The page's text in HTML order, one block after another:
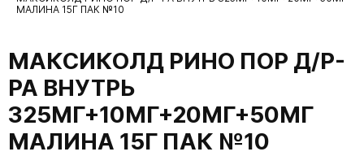
МАЛИНА 15Г ПАК №10
МАКСИКОЛД РИНО ПОР Д/Р-
РА ВНУТРЬ
325МГ+10МГ+20МГ+50МГ
МАЛИНА 15Г ПАК №10